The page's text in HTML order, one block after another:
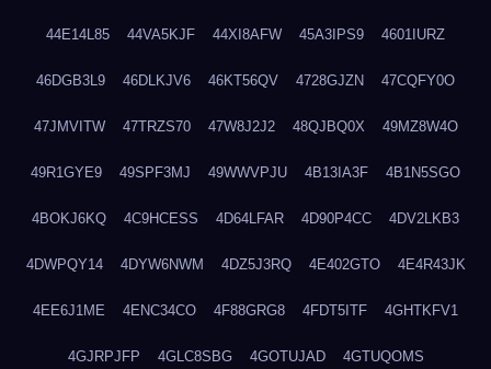
44E14L85 44VA5KJF 44XI8AFW 45A3IPS9 4601IURZ
46DGB3L9 46DLKJV6 46KT56QV 4728GJZN 47CQFY0O
47JMVITW 47TRZS70 47W8J2J2 48QJBQ0X 49MZ8W4O
49R1GYE9 49SPF3MJ 49WWVPJU 4B13IA3F 4B1N5SGO
4BOKJ6KQ 4C9HCESS 4D64LFAR 4D90P4CC 4DV2LKB3
4DWPQY14 4DYW6NWM 4DZ5J3RQ 4E402GTO 4E4R43JK
4EE6J1ME 4ENC34CO 4F88GRG8 4FDT5ITF 4GHTKFV1
4GJRPJFP 4GLC8SBG 4GOTUJAD 4GTUQOMS